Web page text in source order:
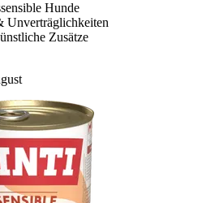
Hunde
Unverträglichkeiten
Zusätze